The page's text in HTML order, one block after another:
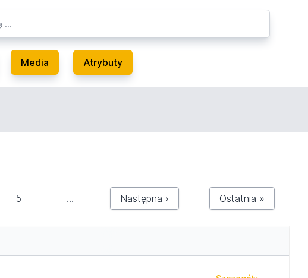
Media Atrybuty
5 … Następna › Ostatnia »